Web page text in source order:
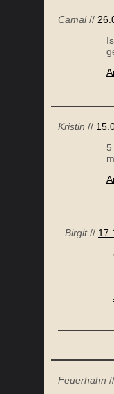
Camal//
Kristin //
Birgit//
Feuerhahn //